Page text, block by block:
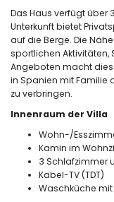
Das Haus verfügt über
Unterkunft bietet
auf die Berge. Die
sportlichen Aktivitäten,
Angeboten macht
in Spanien mit Familie
zu verbringen.
Innenraum der Villa
Wohn-/
Kamin im
3 Schlafzimmer
Kabel-TV (TDT)
Waschküche